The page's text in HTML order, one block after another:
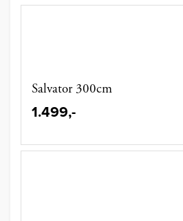
Salvator 300cm
1.499,-